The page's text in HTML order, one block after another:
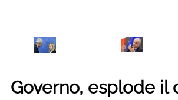
Governo, esplode il